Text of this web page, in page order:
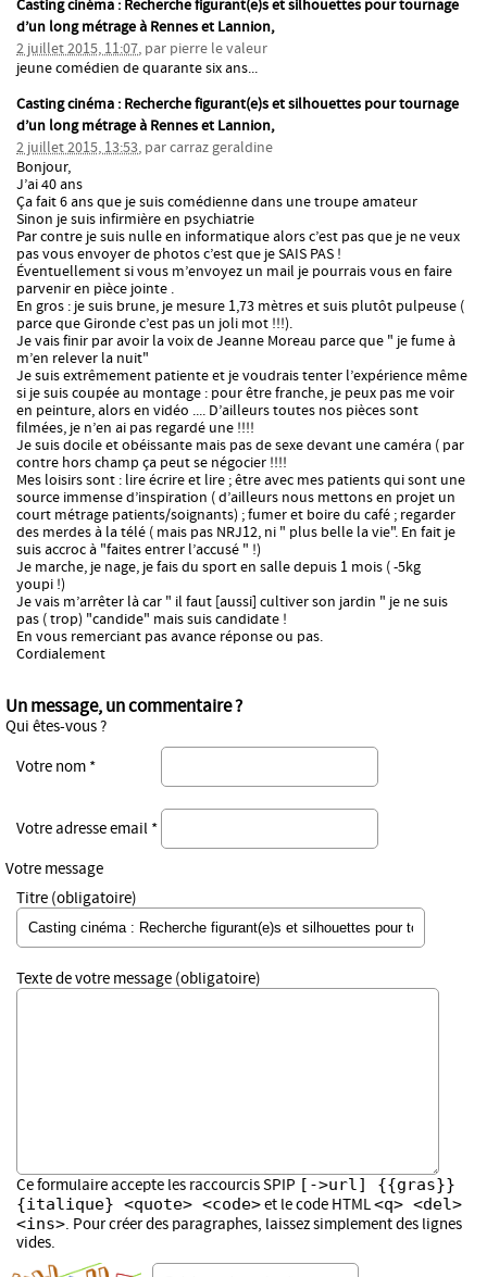
Casting cinéma : Recherche figurant(e)s et silhouettes pour tournage
d’un long métrage à Rennes et Lannion,
2 juillet 2015, 11:07, par pierre le valeur
jeune comédien de quarante six ans...
Casting cinéma : Recherche figurant(e)s et silhouettes pour tournage
d’un long métrage à Rennes et Lannion,
2 juillet 2015, 13:53, parcarraz geraldine
Bonjour,
J’ai 40 ans
Ça fait 6 ans que je suis comédienne dans une troupe amateur
Sinon je suis infirmière en psychiatrie
Par contre je suis nulle en informatique alors c’est pas que je ne veux
pas vous envoyer de photos c’est que je SAIS PAS !
Éventuellement si vous m’envoyez un mail je pourrais vous en faire
parvenir en pièce jointe .
En gros : je suis brune, je mesure 1,73 mètres et suis plutôt pulpeuse (
parce que Gironde c’est pas un joli mot !!!).
Je vais finir par avoir la voix de Jeanne Moreau parce que " je fume à
m’en relever la nuit"
Je suis extrêmement patiente et je voudrais tenter l’expérience même
si je suis coupée au montage : pour être franche, je peux pas me voir
en peinture, alors en vidéo .... D’ailleurs toutes nos pièces sont
filmées, je n’en ai pas regardé une !!!!
Je suis docile et obéissante mais pas de sexe devant une caméra ( par
contre hors champ ça peut se négocier !!!!
Mes loisirs sont : lire écrire et lire ; être avec mes patients qui sont une
source immense d’inspiration ( d’ailleurs nous mettons en projet un
court métrage patients/soignants) ; fumer et boire du café ; regarder
des merdes à la télé ( mais pas NRJ12, ni " plus belle la vie". En fait je
suis accroc à "faites entrer l’accusé " !)
Je marche, je nage, je fais du sport en salle depuis 1 mois ( -5kg
youpi !)
Je vais m’arrêter là car " il faut [aussi] cultiver son jardin " je ne suis
pas ( trop) "candide" mais suis candidate !
En vous remerciant pas avance réponse ou pas.
Cordialement
Un message, un commentaire ?
Qui êtes-vous ?
Votre nom *
Votre adresse email *
Votre message
Titre (obligatoire)
Texte de votre message (obligatoire)
Ce formulaire accepte les raccourcis SPIP [->url] {{gras}}
{italique} <quote> <code>et le code HTML<q> <del>
<ins>. Pour créer des paragraphes, laissez simplement des lignes
vides.